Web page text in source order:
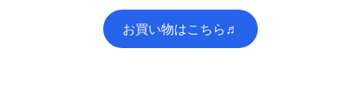
お買い物はこちら♬